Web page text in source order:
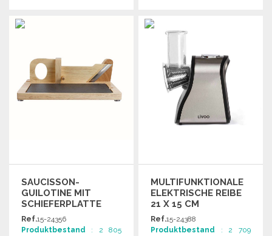
Angebot anfordern
SAUCISSON-
GUILOTINE MIT
SCHIEFERPLATTE
28,7X26,5CM ZU
GROSSHANDELSPREISEN
Ref.15-24356
Produktbestand : 2 805
MULTIFUNKTIONALE
ELEKTRISCHE REIBE
21 X 15 CM
Ref.15-24388
Produktbestand : 2 709